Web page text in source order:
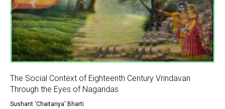
The Social Context of Eighteenth Century Vrindavan
Through the Eyes of Nagaridas
Sushant 'Chaitanya' Bharti